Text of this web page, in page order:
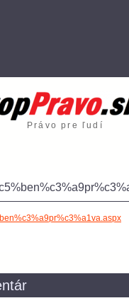
Právo pre ľudí